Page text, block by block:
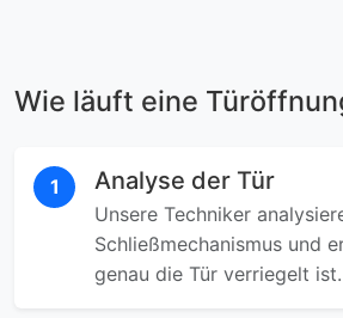
Wie läuft eine
1 Analyse der Tür
Unsere Techniker
Schließmechanismus und
genau die Tür verriegelt ist.